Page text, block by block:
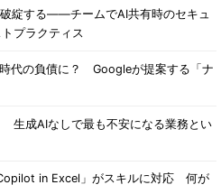
破綻する――チームでAI共有時のセキュ
プラクティス
代の負債に？ Googleが提案する「ナ
生成AIなしで最も不安になる業務とい
in Excel」がスキルに対応 何が